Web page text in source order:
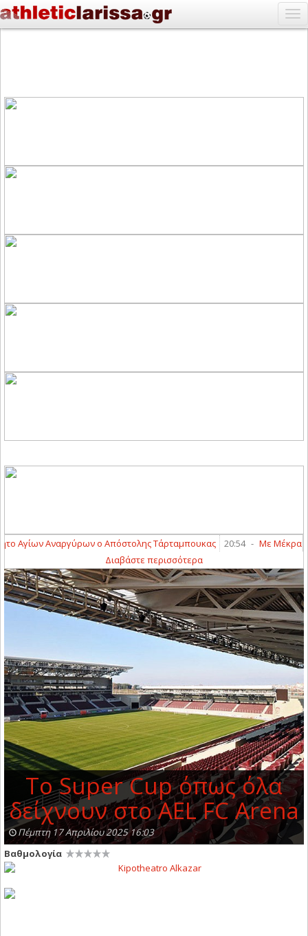
Αγίων Αναργύρων ο Απόστολης Τάρταμπουκας 20:54 - Με Μέκρα και
Διαβάστε περισσότερα
Tο Super Cup όπως όλα
δείχνουν στο AEL FC Arena
Πέμπτη 17 Απριλίου 2025 16:03
Βαθμολογία